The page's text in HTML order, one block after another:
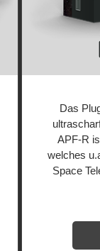
Das
APF‑R
welches
Space